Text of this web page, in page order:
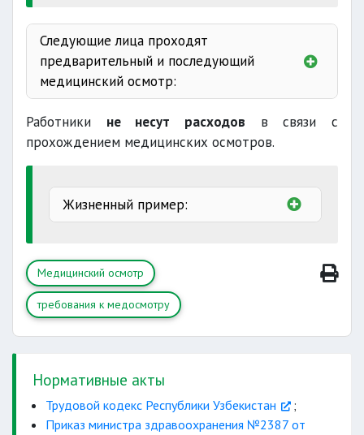
Следующие лица проходят
предварительный и последующий
медицинский осмотр:
60 лет
55 лет
неблагоприятными
промышленности
Работники не несут расходов в связи с
прохождением медицинских осмотров.
Жизненный пример:
Медицинский осмотр
требования к медосмотру
Нормативные акты
Трудовой кодекс Республики Узбекистан
;
Приказ министра здравоохранения №2387 от